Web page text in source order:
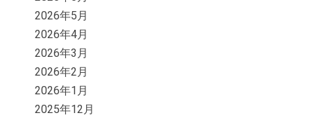
2026年5月
2026年4月
2026年3月
2026年2月
2026年1月
2025年12月